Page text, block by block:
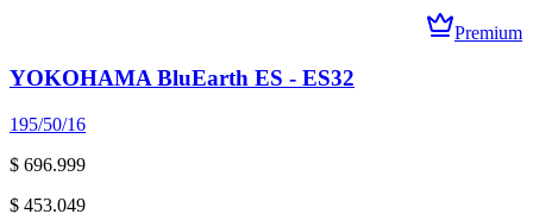
Premium
YOKOHAMA BluEarth ES - ES32
195/50/16
$ 696.999
$ 453.049